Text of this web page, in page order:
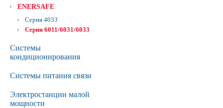
ENERSAFE
Серия 4033
Серия 6011/6031/6033
Сиcтемы
кондиционирования
Системы питания связи
Электростанции малой
мощности